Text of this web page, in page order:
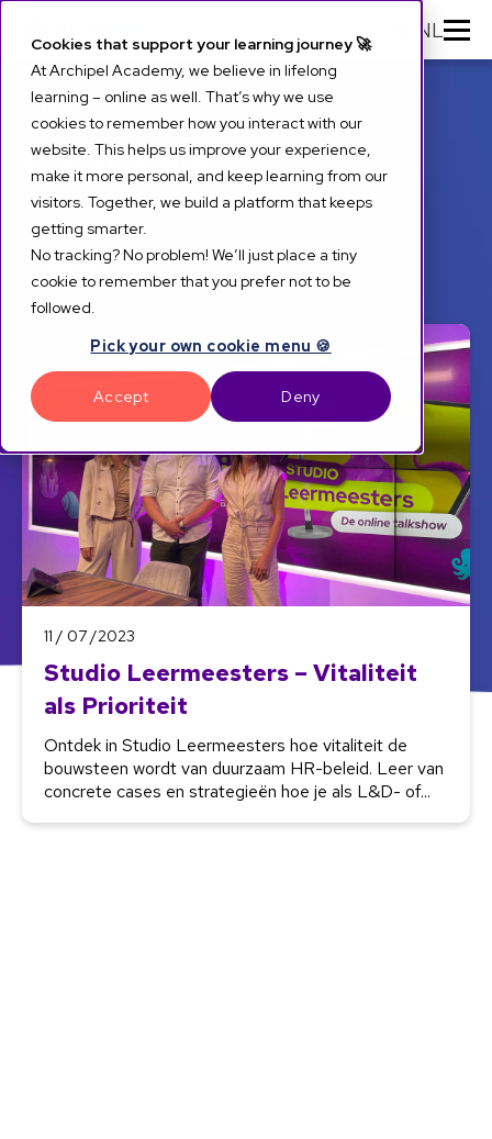
Cookies that support your learning journey 🚀
At Archipel Academy, we believe in lifelong
learning – online as well. That’s why we use
cookies to remember how you interact with our
website. This helps us improve your experience,
make it more personal, and keep learning from our
visitors. Together, we build a platform that keeps
getting smarter.
No tracking? No problem! We’ll just place a tiny
cookie to remember that you prefer not to be
followed.
Pick your own cookie menu 🍪
Accept Deny
NL
TOPIC
vitaliteit
Select tags
11 / 07 /2023
Studio Leermeesters – Vitaliteit
als Prioriteit
Ontdek in Studio Leermeesters hoe vitaliteit de
bouwsteen wordt van duurzaam HR-beleid. Leer van
concrete cases en strategieën hoe je als L&D- of...